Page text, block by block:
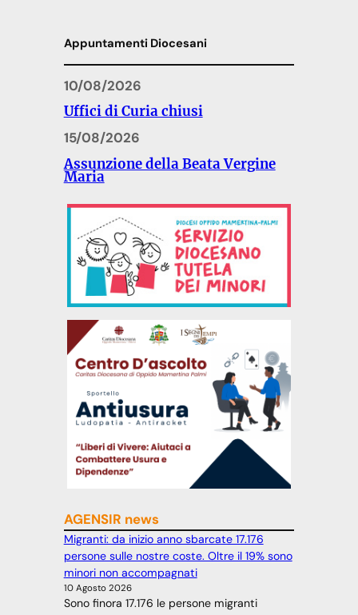
Appuntamenti Diocesani
10/08/2026
Uffici di Curia chiusi
15/08/2026
Assunzione della Beata Vergine
Maria
AGENSIR news
Migranti: da inizio anno sbarcate 17.176
persone sulle nostre coste. Oltre il 19% sono
minori non accompagnati
10 Agosto 2026
Sono finora 17.176 le persone migranti